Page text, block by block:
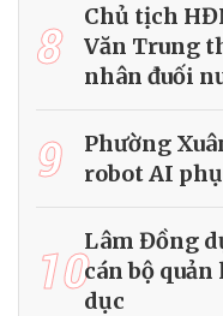
8
Chủ tịch
Văn Trung
nhân đuối
9
Phường
robot AI
10Lâm Đồng
cán bộ quản
dục